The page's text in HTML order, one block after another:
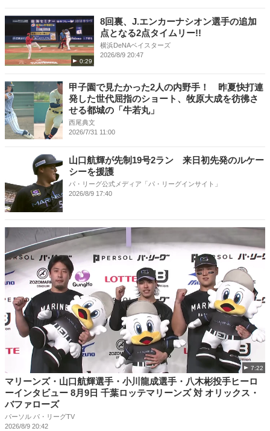
0:29
8回裏、J.エンカーナシオン選手の追加
点となる2点タイムリー!!
横浜DeNAベイスターズ
2026/8/9 20:47
甲子園で見たかった2人の内野手！ 昨夏快打連
発した世代屈指のショート、牧原大成を彷彿さ
せる都城の「牛若丸」
西尾典文
2026/7/31 11:00
山口航輝が先制19号2ラン 来日初先発のルケー
シーを援護
パ・リーグ公式メディア「パ・リーグインサイト」
2026/8/9 17:40
7:22
マリーンズ・山口航輝選手・小川龍成選手・八木彬投手ヒーロ
ーインタビュー 8月9日 千葉ロッテマリーンズ 対 オリックス・
バファローズ
パーソル パ・リーグTV
2026/8/9 20:42